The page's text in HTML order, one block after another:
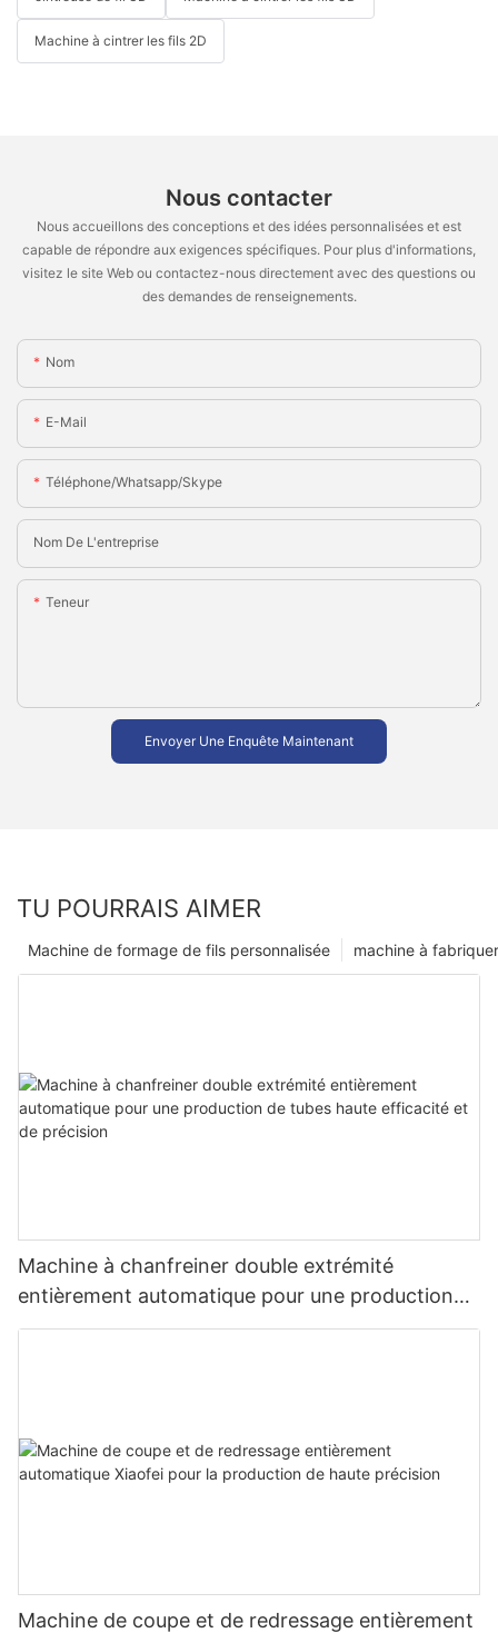
Machine à cintrer les fils 2D
Nous contacter
Nous accueillons des conceptions et des idées personnalisées et est
capable de répondre aux exigences spécifiques. Pour plus d'informations,
visitez le site Web ou contactez-nous directement avec des questions ou
des demandes de renseignements.
Nom
E-Mail
Téléphone/Whatsapp/Skype
Nom De L'entreprise
Teneur
Envoyer Une Enquête Maintenant
TU POURRAIS AIMER
machine à
Machine de formage de fils personnalisée
Machine à chanfreiner double extrémité
entièrement automatique pour une production
de tubes haute efficacité et de précision
Machine de coupe et de redressage entièrement